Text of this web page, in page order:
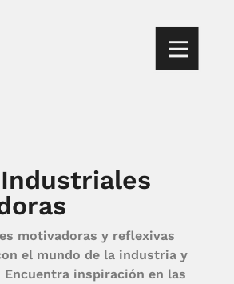
motivadoras y reflexivas
el mundo de la industria y
inspiración en las